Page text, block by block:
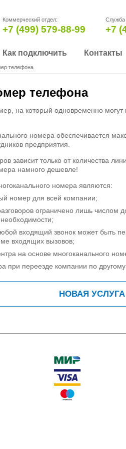
Коммерческий отдел:
+7 (499) 579-88-99
Служба
+7
Как подключить Контакты
телефона
телефона
на который одновременно могут
номера обеспечивается
предприятия.
зависит только от количества
намного дешевле!
номера являются:
номер для всей компании;
ограничено лишь
входящий звонок может быть
входящих вызовов;
на основе многоканального
при переезде компании по другому
НОВАЯ